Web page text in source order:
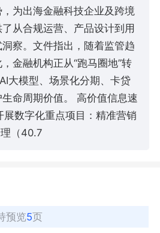
为出海金融科技企业及跨境
从合规运营、产品设计到用
察。文件指出，随着监管趋
金融机构正从“跑马圈地”转
大模型、场景化分期、卡贷
命周期价值。 高价值信息速
数字化重点项目：精准营销
理（40.7
预览5页